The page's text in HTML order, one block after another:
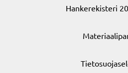
Hankerekisteri